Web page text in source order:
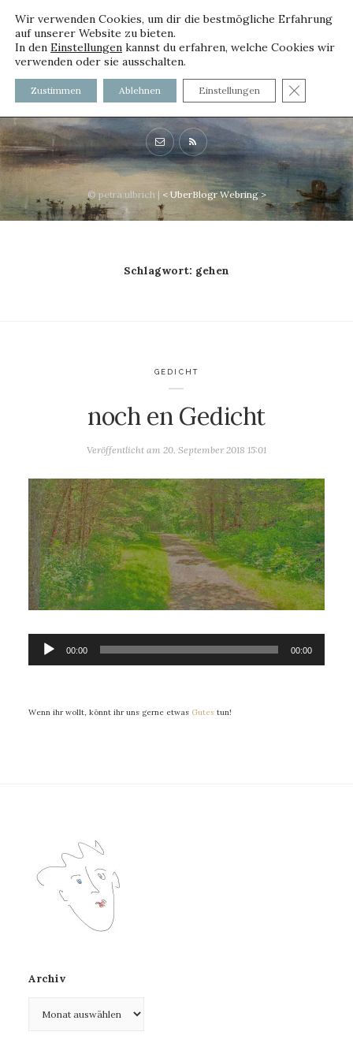
voller worte - mit und ohne
Innenfutter
© petra ulbrich | < UberBlogr Webring >
Schlagwort: gehen
GEDICHT
noch en Gedicht
Veröffentlicht am 20. September 2018 15:01
Audio-
00:00 00:00
Wenn ihr wollt, könnt ihr uns gerne etwas Gutes tun!
Archiv
Wir verwenden Cookies, um dir die bestmögliche Erfahrung
auf unserer Website zu bieten.
In den Einstellungen kannst du erfahren, welche Cookies wir
verwenden oder sie ausschalten.
Zustimmen Ablehnen Einstellungen GDPR